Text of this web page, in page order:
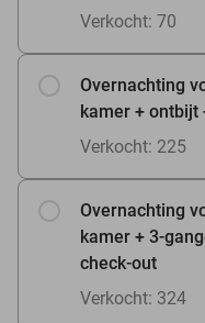
Verkocht: 70
Overnachting
kamer + ontbijt
Verkocht: 225
Overnachting
kamer + 3-
check-out
Verkocht: 324